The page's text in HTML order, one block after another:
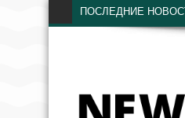
ПОСЛЕДНИЕ